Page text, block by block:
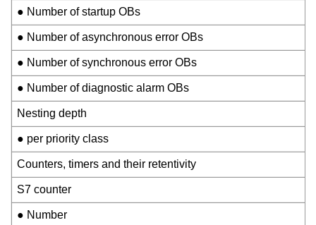
● Number of startup OBs
● Number of asynchronous error OBs
● Number of synchronous error OBs
● Number of diagnostic alarm OBs
Nesting depth
● per priority class
Counters, timers and their retentivity
S7 counter
● Number